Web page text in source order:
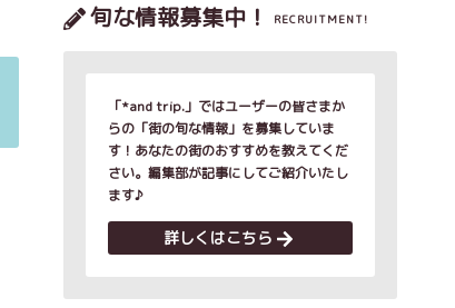
旬な情報募集中！ RECRUITMENT!
「*and trip.」ではユーザーの皆さまか
らの「街の旬な情報」を募集していま
す！あなたの街のおすすめを教えてくだ
さい。編集部が記事にしてご紹介いたし
ます♪
詳しくはこちら